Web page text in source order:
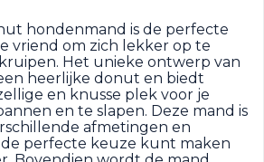
hondenmand is de perfecte
vriend om zich lekker op te
Het unieke ontwerp van
heerlijke donut en biedt
en knusse plek voor je
en te slapen. Deze mand is
afmetingen en
perfecte keuze kunt maken